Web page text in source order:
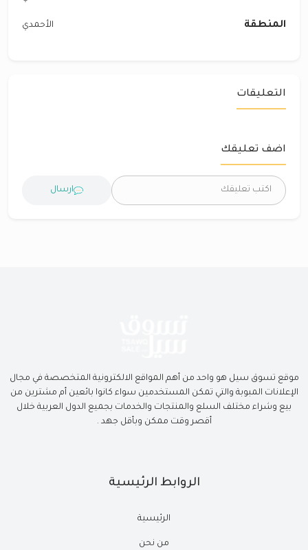
المنطقة الأحمدي
التعليقات
اضف تعليقك
ارسال
موقع تسوق سيل هو واحد من أهم المواقع الالكترونية المتخصصة في مجال
الإعلانات المبوبة والتي تمكن المستخدمين سواء كانوا بائعين أم مشترين من
بيع وشراء مختلف السلع والمنتجات والخدمات بجميع الدول العربية خلال
أقصر وقت ممكن وبأقل جهد .
الروابط الرئيسية
الرئيسية
من نحن